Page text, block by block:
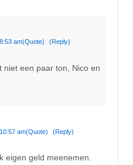
am(Quote) (Reply)
niet een paar ton, Nico en
am(Quote) (Reply)
eigen geld meenemen.